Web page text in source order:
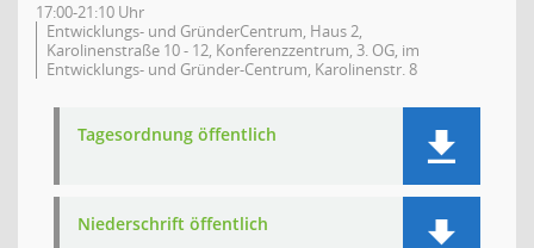
17:00-21:10 Uhr
Entwicklungs- und GründerCentrum, Haus 2,
Karolinenstraße 10 - 12, Konferenzzentrum, 3. OG, im
Entwicklungs- und Gründer-Centrum, Karolinenstr. 8
Tagesordnung öffentlich
Niederschrift öffentlich